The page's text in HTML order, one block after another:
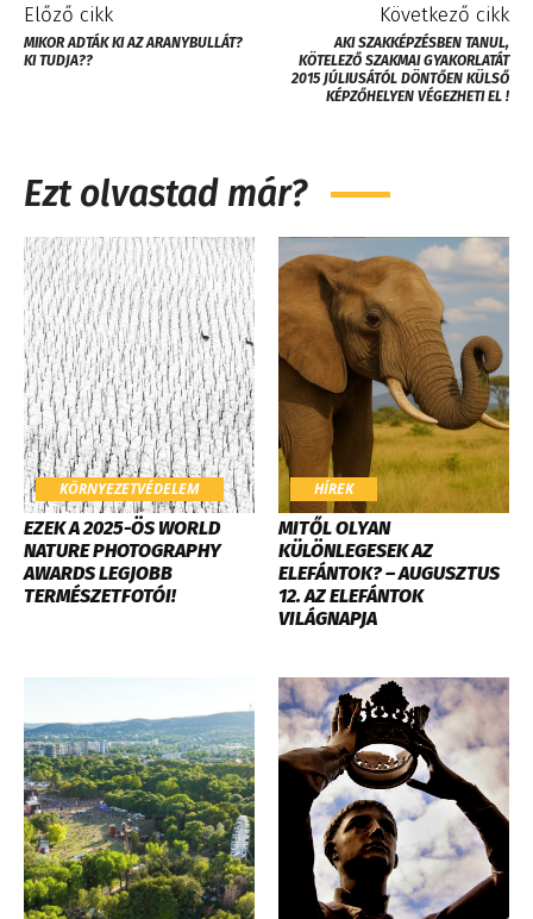
Előző cikk
MIKOR ADTÁK KI AZ ARANYBULLÁT?
KI TUDJA??
Következő cikk
AKI SZAKKÉPZÉSBEN TANUL,
KÖTELEZŐ SZAKMAI GYAKORLATÁT
2015 JÚLIUSÁTÓL DÖNTŐEN KÜLSŐ
KÉPZŐHELYEN VÉGEZHETI EL !
Ezt olvastad már?
KÖRNYEZETVÉDELEM
EZEK A 2025-ÖS WORLD
NATURE PHOTOGRAPHY
AWARDS LEGJOBB
TERMÉSZETFOTÓI!
HÍREK
MITŐL OLYAN
KÜLÖNLEGESEK AZ
ELEFÁNTOK? – AUGUSZTUS
12. AZ ELEFÁNTOK
VILÁGNAPJA